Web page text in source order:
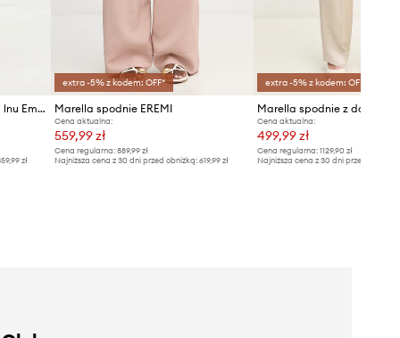
Marella spodnie z domieszką lnu Emme by Marella
zł
extra -5% z kodem: OFF*
Marella spodnie EREMI
Cena aktualna:
559,99 zł
Cena regularna:889,99 zł
Najniższa cena z 30 dni przed obniżką:619,99 zł
extra -5% z kodem: OFF*
Cena aktualna:
499,99 zł
Cena regularna: 1129,90 zł
Najniższa cena z 30 dni przed obniżką: